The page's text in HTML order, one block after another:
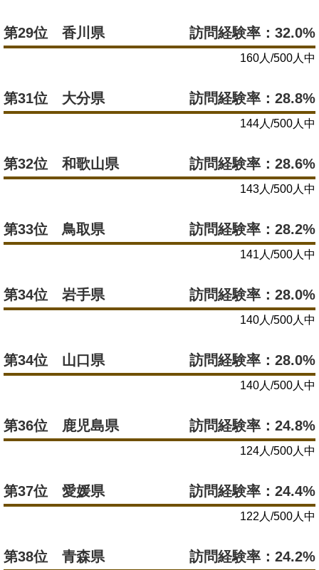
第29位 香川県 訪問経験率：32.0%
160人/500人中
第31位 大分県 訪問経験率：28.8%
144人/500人中
第32位 和歌山県 訪問経験率：28.6%
143人/500人中
第33位 鳥取県 訪問経験率：28.2%
141人/500人中
第34位 岩手県 訪問経験率：28.0%
140人/500人中
第34位 山口県 訪問経験率：28.0%
140人/500人中
第36位 鹿児島県 訪問経験率：24.8%
124人/500人中
第37位 愛媛県 訪問経験率：24.4%
122人/500人中
第38位 青森県 訪問経験率：24.2%